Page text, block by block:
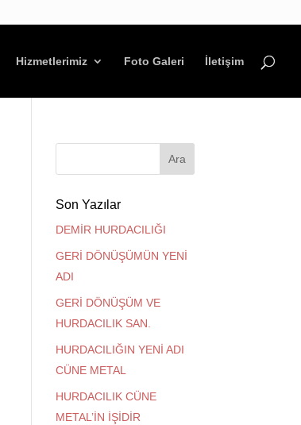
Hizmetlerimiz Foto Galeri İletişim
Son Yazılar
DEMİR HURDACILIĞI
GERİ DÖNÜŞÜMÜN YENİ
ADI
GERİ DÖNÜŞÜM VE
HURDACILIK SAN.
HURDACILIĞIN YENİ ADI
CÜNE METAL
HURDACILIK CÜNE
METAL’İN İŞİDİR